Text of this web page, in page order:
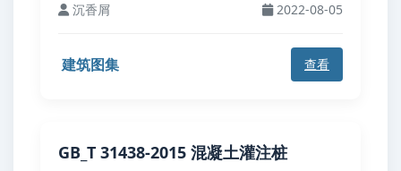
沉香屑 2022-08-05
建筑图集 查看
GB_T 31438-2015 混凝土灌注桩